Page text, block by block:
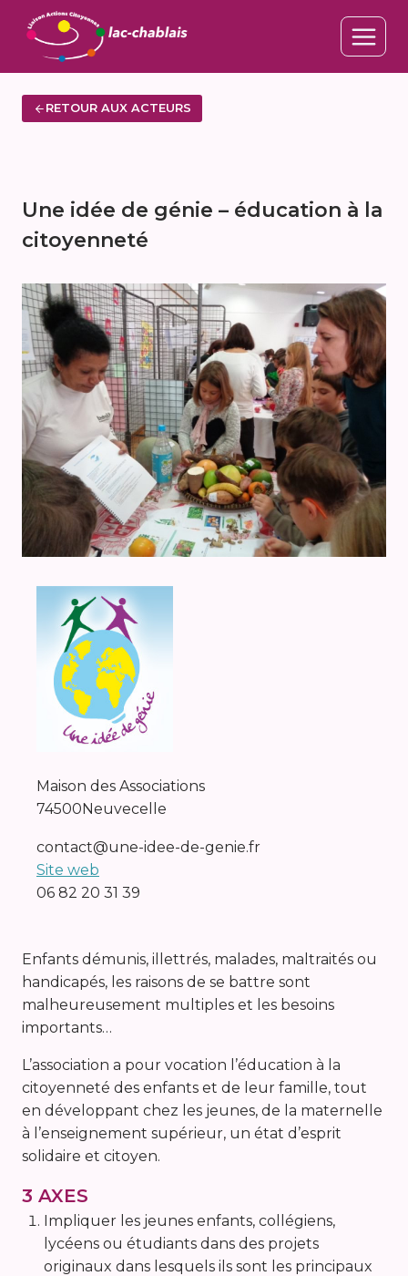
contenu
RETOUR AUX ACTEURS
Une idée de génie – éducation à la
citoyenneté
Maison des Associations
74500Neuvecelle
contact@une-idee-de-genie.fr
Site web
06 82 20 31 39
Enfants démunis, illettrés, malades, maltraités ou
handicapés, les raisons de se battre sont
malheureusement multiples et les besoins
importants…
L’association a pour vocation l’éducation à la
citoyenneté des enfants et de leur famille, tout
en développant chez les jeunes, de la maternelle
à l’enseignement supérieur, un état d’esprit
solidaire et citoyen.
3 AXES
Impliquer les jeunes enfants, collégiens,
lycéens ou étudiants dans des projets
originaux dans lesquels ils sont les principaux